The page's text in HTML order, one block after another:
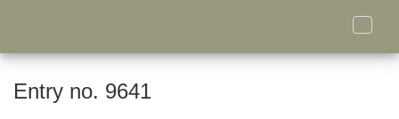
Toggle
Entry no. 9641